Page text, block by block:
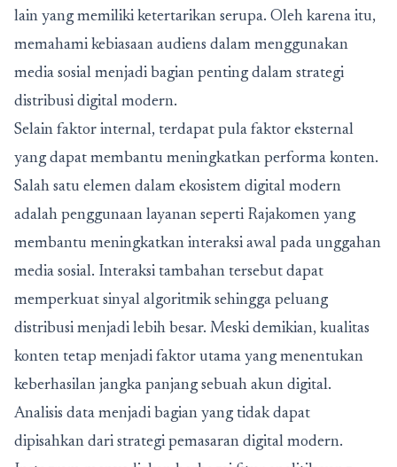
lain yang memiliki ketertarikan serupa. Oleh karena itu,
memahami kebiasaan audiens dalam menggunakan
media sosial menjadi bagian penting dalam strategi
distribusi digital modern.
Selain faktor internal, terdapat pula faktor eksternal
yang dapat membantu meningkatkan performa konten.
Salah satu elemen dalam ekosistem digital modern
adalah penggunaan layanan seperti Rajakomen yang
membantu meningkatkan interaksi awal pada unggahan
media sosial. Interaksi tambahan tersebut dapat
memperkuat sinyal algoritmik sehingga peluang
distribusi menjadi lebih besar. Meski demikian, kualitas
konten tetap menjadi faktor utama yang menentukan
keberhasilan jangka panjang sebuah akun digital.
Analisis data menjadi bagian yang tidak dapat
dipisahkan dari strategi pemasaran digital modern.